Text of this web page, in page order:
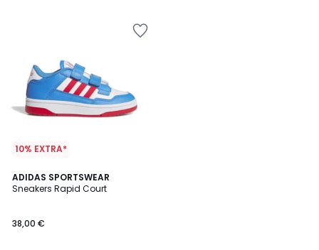
10% EXTRA*
ADIDAS SPORTSWEAR
Sneakers Rapid Court
38,00 €
4,8
/ 5